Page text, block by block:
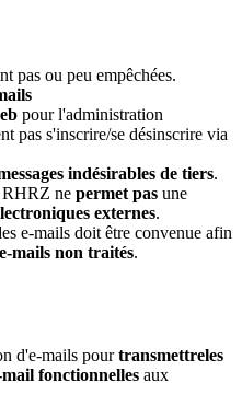
pas ou peu empêchées.
pour l'administration
pas s'inscrire/se désinscrire via
indésirables de tiers.
RHRZ ne permet pas une
externes.
e-mails doit être convenue afin
mails non traités.
d'e-mails pourtransmettreles
mail fonctionnelles aux